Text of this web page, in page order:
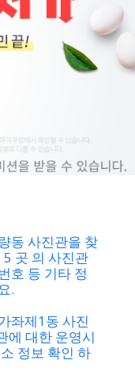
동 사진관을 찾
곳 의 사진관
호 등 기타 정
.
좌제1동 사진
에 대한 운영시
정보 확인 하